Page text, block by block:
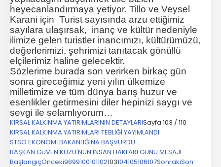
heyecanlandırmaya yetiyor. Tillo ve Veysel
Karani için Turist sayısında arzu ettiğimiz
sayılara ulaşırsak, inanç ve kültür nedeniyle
ilimize gelen turistler inancımızı, kültürümüzü,
değerlerimizi, şehrimizi tanıtacak gönüllü
elçilerimiz haline gelecektir.
Sözlerime burada son verirken birkaç gün
sonra gireceğimiz yeni yılın ülkemize
milletimize ve tüm dünya barış huzur ve
esenlikler getirmesini diler hepinizi saygı ve
sevgi ile selamlıyorum…
KIRSAL KALKINMA YATIRIMLARININ DETAYLARI
KIRSAL KALKINMA YATIRIMLARI TEBLİĞİ YAYIMLANDI
STSO EKONOMİ BAKANLIĞINA BAŞVURDU
BAŞKAN GÜVEN KUZU'NUN İNSAN HAKLARI GÜNÜ MESAJI
Sayfa 103 / 110
BaşlangıçÖnceki9899100101102103104105106107SonrakiSon